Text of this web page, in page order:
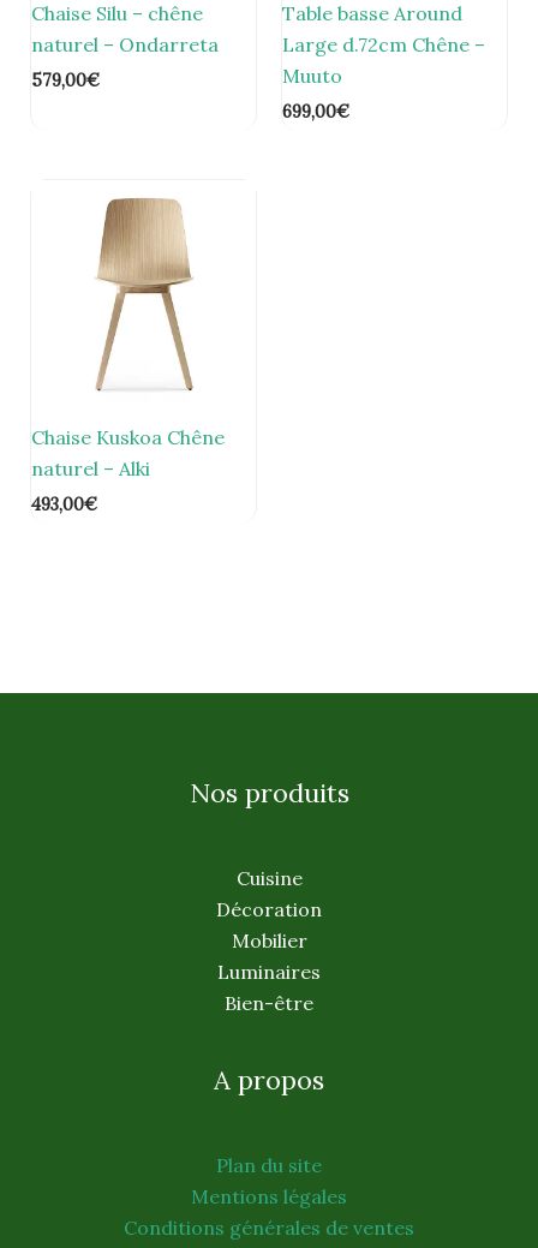
Chaise Silu – chêne
naturel – Ondarreta
579,00€
Table basse Around
Large d.72cm Chêne –
Muuto
699,00€
Chaise Kuskoa Chêne
naturel – Alki
493,00€
Nos produits
Cuisine
Décoration
Mobilier
Luminaires
Bien-être
A propos
Plan du site
Mentions légales
Conditions générales de ventes